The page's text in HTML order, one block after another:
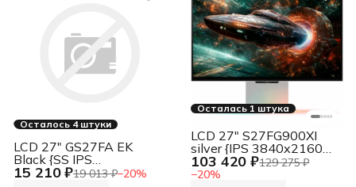
Осталось 4 штуки
15 210 ₽19 013 ₽−20%
LCD 27" GS27FA EK
Black {SS IPS
1920x1080 180Hz 1ms
Осталась 1 штука
103 420 ₽129 275 ₽
−20%
LCD 27" S27FG900XI
silver {IPS 3840x2160
165Hz 350cd 2xHDMI
DisplayPort HAS Pivot